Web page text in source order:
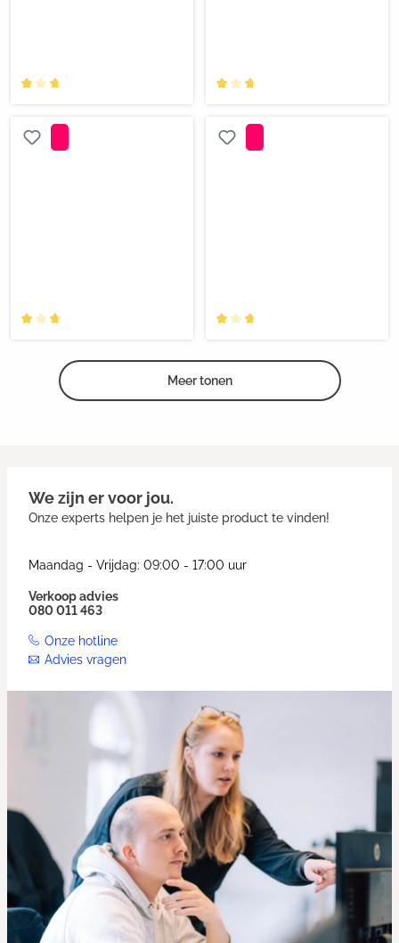
Meer tonen
We zijn er voor jou.
Onze experts helpen je het juiste product te vinden!
Maandag - Vrijdag: 09:00 - 17:00 uur
Verkoop advies
080 011 463
Onze hotline
Advies vragen